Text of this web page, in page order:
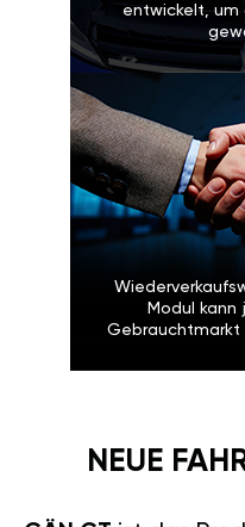
entwickelt, um
Modul
Gebrauchtmarkt
NEUE